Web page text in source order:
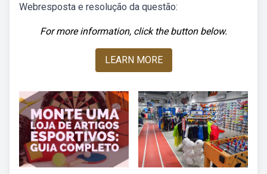
Webresposta e resolução da questão:
For more information, click the button below.
LEARN MORE